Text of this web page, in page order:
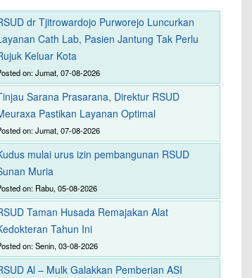
dr Tjitrowardojo Purworejo Luncurkan
Cath Lab, Pasien Jantung Tak Perlu
Keluar Kota
on: Jumat, 07-08-2026
Sarana Prasarana, Direktur RSUD
Pastikan Layanan Optimal
on: Jumat, 07-08-2026
mulai urus izin pembangunan RSUD
Muria
on: Rabu, 05-08-2026
Taman Husada Remajakan Alat
Tahun Ini
on: Senin, 03-08-2026
Al – Mulk Galakkan Pemberian ASI